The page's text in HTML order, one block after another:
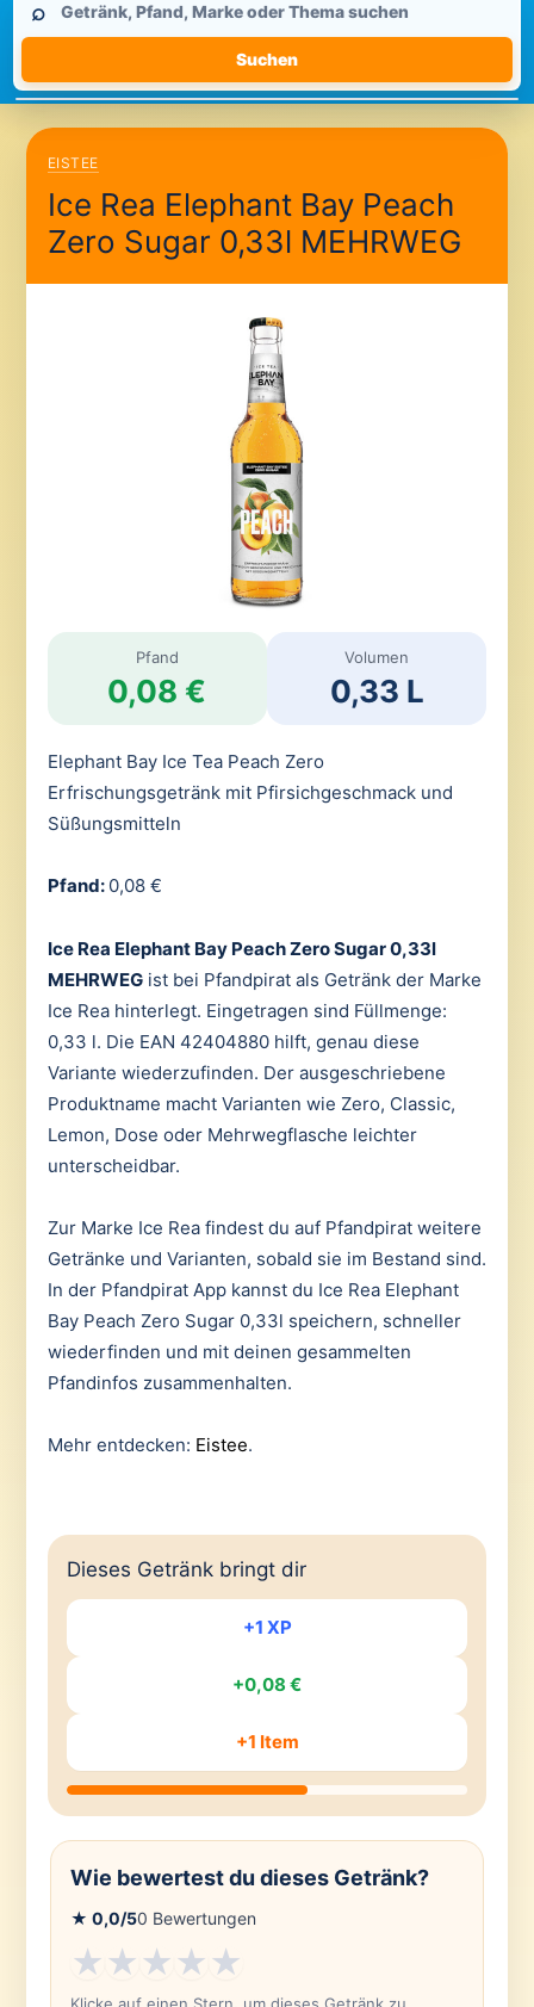
durchsuchen
⌕
Suchen
EISTEE
Ice Rea Elephant Bay Peach
Zero Sugar 0,33l MEHRWEG
Pfand
0,08 €
Volumen
0,33 L
Elephant Bay Ice Tea Peach Zero
Erfrischungsgetränk mit Pfirsichgeschmack und
Süßungsmitteln
Pfand: 0,08 €
Ice Rea Elephant Bay Peach Zero Sugar 0,33l
MEHRWEGist bei Pfandpirat als Getränk der Marke
Ice Rea hinterlegt. Eingetragen sind Füllmenge:
0,33 l. Die EAN 42404880 hilft, genau diese
Variante wiederzufinden. Der ausgeschriebene
Produktname macht Varianten wie Zero, Classic,
Lemon, Dose oder Mehrwegflasche leichter
unterscheidbar.
Zur Marke Ice Rea findest du auf Pfandpirat weitere
Getränke und Varianten, sobald sie im Bestand sind.
In der Pfandpirat App kannst du Ice Rea Elephant
Bay Peach Zero Sugar 0,33l speichern, schneller
wiederfinden und mit deinen gesammelten
Pfandinfos zusammenhalten.
Mehr entdecken: Eistee.
Dieses Getränk bringt dir
+1 XP
+0,08 €
+1 Item
Wie bewertest du dieses Getränk?
★ 0,0/50 Bewertungen
★★★★★